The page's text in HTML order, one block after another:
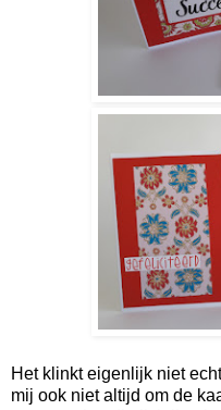
Het klinkt eigenlijk niet
mij ook niet altijd om de